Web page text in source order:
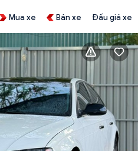
Mua xe Bán xe Đấu giá xe